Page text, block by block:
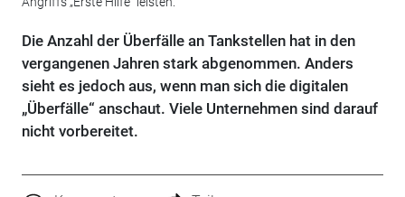
Die Anzahl der Überfälle an Tankstellen hat in den
vergangenen Jahren stark abgenommen. Anders
sieht es jedoch aus, wenn man sich die digitalen
„Überfälle“ anschaut. Viele Unternehmen sind darauf
nicht vorbereitet.